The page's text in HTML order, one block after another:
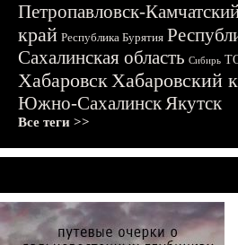
Петропавловск-
край Республика Бурятия
Сахалинская область Сибирь
ХабаровскХабаровский
Южно-СахалинскЯкутск
Все теги >>